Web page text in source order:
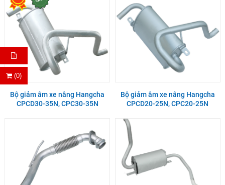
(0)
Bộ giảm âm xe nâng Hangcha
CPCD30-35N, CPC30-35N
Bộ giảm âm xe nâng Hangcha
CPCD20-25N, CPC20-25N